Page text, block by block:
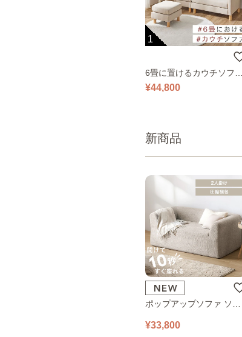
1
6畳に置けるカウチソファ
｜ベージュ
¥44,800
新商品
ポップアップソファ ソフ
2人掛け PUS1-2SA ベージ
¥33,800